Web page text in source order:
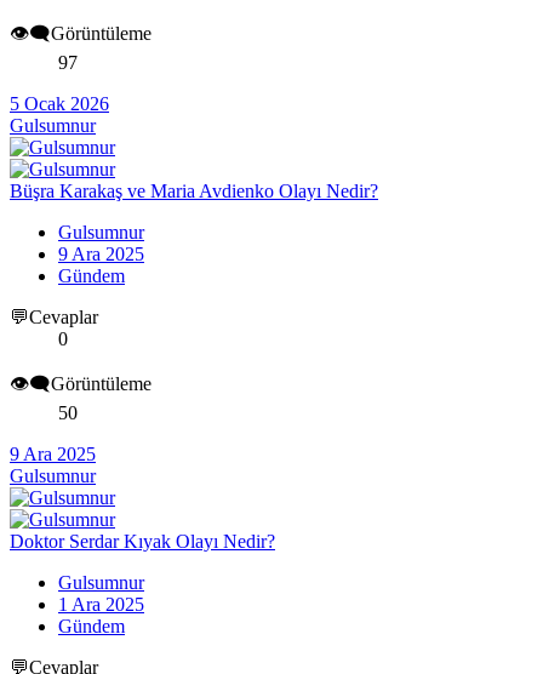
👁️‍🗨️Görüntüleme
97
5 Ocak 2026
Gulsumnur
Büşra Karakaş ve Maria Avdienko Olayı Nedir?
Gulsumnur
9 Ara 2025
Gündem
💬Cevaplar
0
👁️‍🗨️Görüntüleme
50
9 Ara 2025
Gulsumnur
Doktor Serdar Kıyak Olayı Nedir?
Gulsumnur
1 Ara 2025
Gündem
💬Cevaplar